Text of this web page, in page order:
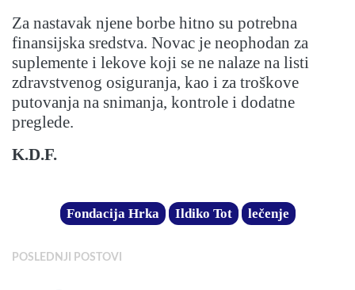
Za nastavak njene borbe hitno su potrebna
finansijska sredstva. Novac je neophodan za
suplemente i lekove koji se ne nalaze na listi
zdravstvenog osiguranja, kao i za troškove
putovanja na snimanja, kontrole i dodatne
preglede.
K.D.F.
Fondacija Hrka Ildiko Tot lečenje
POSLEDNJI POSTOVI